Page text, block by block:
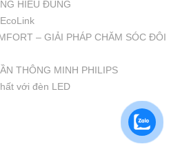
HIỂU ĐÚNG
– GIẢI PHÁP CHĂM SÓC ĐÔI
THÔNG MINH PHILIPS
với đèn LED